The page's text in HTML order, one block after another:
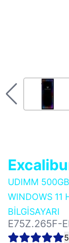
UDIMM
WINDOWS 11
BİLGİSAYARI
E75Z.265F-